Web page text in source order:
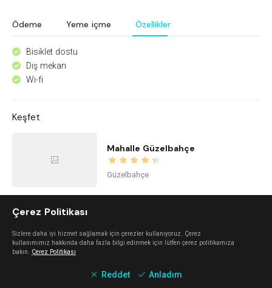
Ödeme Yeme içme Özellikler
^ Bisiklet dostu
^ Dış mekan
^ Wi-fi
Keşfet
Mahalle Güzelbahçe
Güzelbahçe
Balçova
imi ayayorgi
Çerez Politikası
Sizlere daha iyi hizmet sağlamak için çerezler kullanıyoruz. Çerez
kullanımımız hakkında daha fazla bilgi edinmek için lütfen çerez politikamıza
bakın. Çerez Politikası
Reddet Anladım